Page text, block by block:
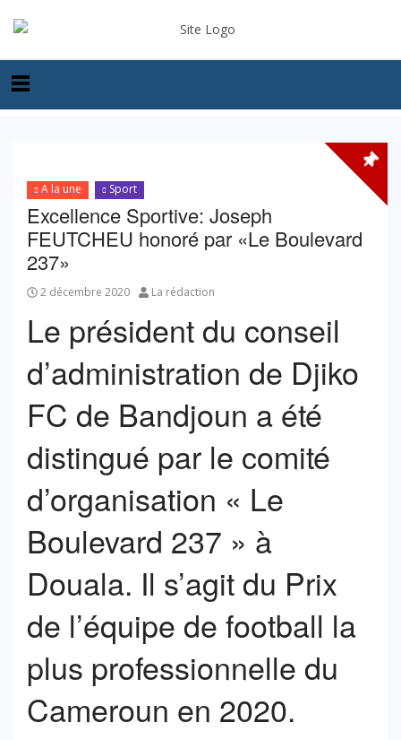
A la une Sport
Excellence Sportive: Joseph
FEUTCHEU honoré par «Le Boulevard
237»
2 décembre 2020 La rédaction
Le président du conseil
d’administration de Djiko
FC de Bandjoun a été
distingué par le comité
d’organisation « Le
Boulevard 237 » à
Douala. Il s’agit du Prix
de l’équipe de football la
plus professionnelle du
Cameroun en 2020.